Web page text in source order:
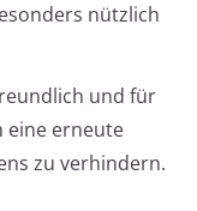
nützlich
und für
eine erneute
zu verhindern.